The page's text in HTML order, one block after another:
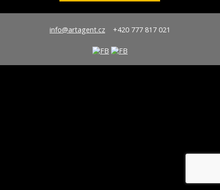
info@artagent.cz+420 777 817 021